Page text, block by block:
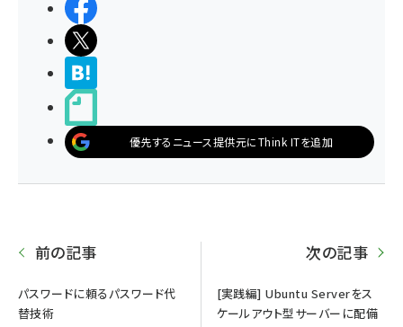
優先するニュース提供元にThink ITを追加
前の記事
パスワードに頼るパスワード代
替技術
次の記事
[実践編] Ubuntu Serverをス
ケールアウト型サーバーに配備